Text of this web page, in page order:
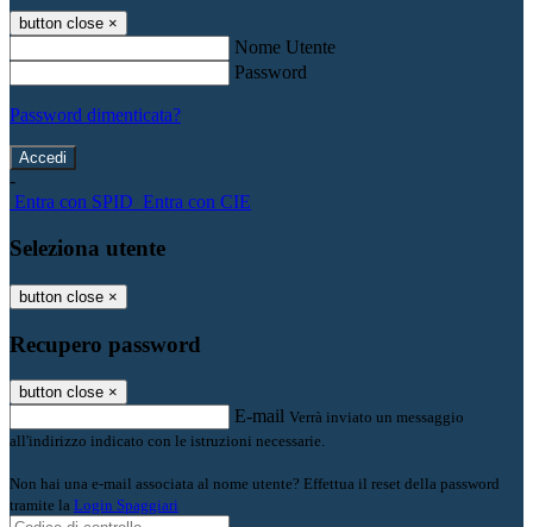
button close ×
Nome Utente
Password
Password dimenticata?
-
Entra con SPID Entra con CIE
Seleziona utente
button close ×
Recupero password
button close ×
E-mail Verrà inviato un messaggio
all'indirizzo indicato con le istruzioni necessarie.
Non hai una e-mail associata al nome utente? Effettua il reset della password
tramite la Login Spaggiari